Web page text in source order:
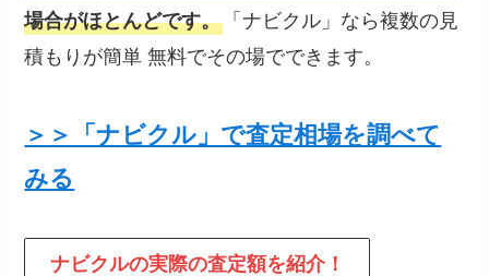
場合がほとんどです。 「ナビクル」なら複数の見
積もりが簡単 無料でその場でできます。
＞＞「ナビクル」で査定相場を調べて
みる
ナビクルの実際の査定額を紹介！